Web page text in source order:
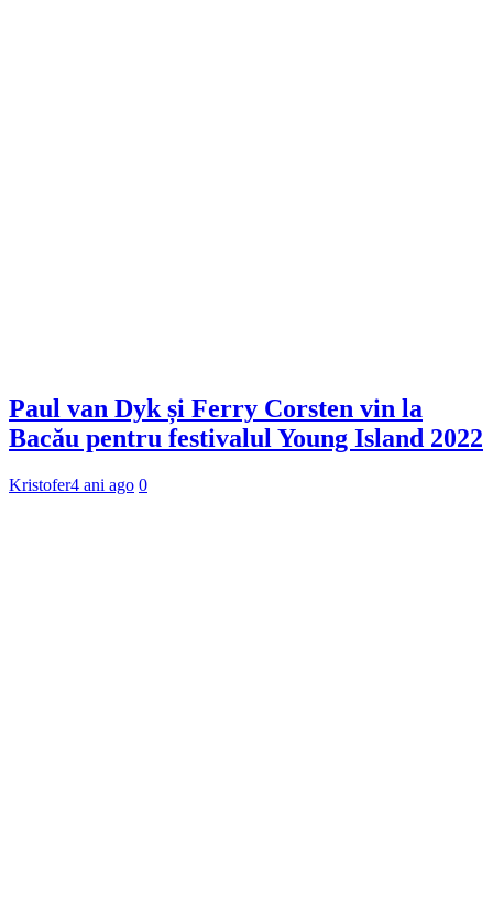
Paul van Dyk și Ferry Corsten vin la
Bacău pentru festivalul Young Island 2022
Kristofer4 ani ago 0